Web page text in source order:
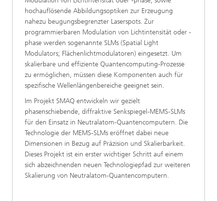
hochauflösende Abbildungsoptiken zur Erzeugung
nahezu beugungsbegrenzter Laserspots. Zur
programmierbaren Modulation von Lichtintensität oder -
phase werden sogenannte SLMs (Spatial Light
Modulators; Flächenlichtmodulatoren) eingesetzt. Um
skalierbare und effiziente Quantencomputing-Prozesse
zu ermöglichen, müssen diese Komponenten auch für
spezifische Wellenlängenbereiche geeignet sein.
Im Projekt SMAQ entwickeln wir gezielt
phasenschiebende, diffraktive Senkspiegel-MEMS-SLMs
für den Einsatz in Neutralatom-Quantencomputern. Die
Technologie der MEMS-SLMs eröffnet dabei neue
Dimensionen in Bezug auf Präzision und Skalierbarkeit.
Dieses Projekt ist ein erster wichtiger Schritt auf einem
sich abzeichnenden neuen Technologiepfad zur weiteren
Skalierung von Neutralatom-Quantencomputern.